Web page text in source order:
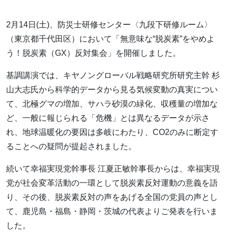
2月14日(土)、防災士研修センター〈九段下研修ルーム〉
（東京都千代田区）において「無意味な“脱炭素”をやめよ
う！脱炭素（GX）反対集会」を開催しました。
基調講演では、キヤノングローバル戦略研究所研究主幹 杉
山大志氏から科学的データから見る気候変動の真実につい
て、北極グマの増加、サハラ砂漠の緑化、収穫量の増加な
ど、一般に報じられる「危機」とは異なるデータが示さ
れ、地球温暖化の要因は多岐にわたり、CO2のみに断定す
ることへの疑問が提起されました。
続いて幸福実現党幹事長 江夏正敏幹事長からは、幸福実現
党が社会変革活動の一環として脱炭素反対運動の意義を語
り、その後、脱炭素反対の声をあげる全国の党員の声とし
て、鹿児島・福島・静岡・茨城の代表よりご発表を行いま
した。